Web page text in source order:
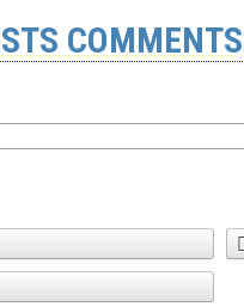
COMMENTS